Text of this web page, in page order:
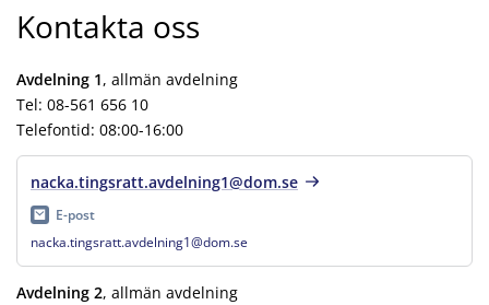
Kontakta oss
Avdelning 1, allmän avdelning
Tel: 08-561 656 10
Telefontid: 08:00-16:00
nacka.tingsratt.avdelning1@dom.se
E-post
nacka.tingsratt.avdelning1@dom.se
Avdelning 2, allmän avdelning